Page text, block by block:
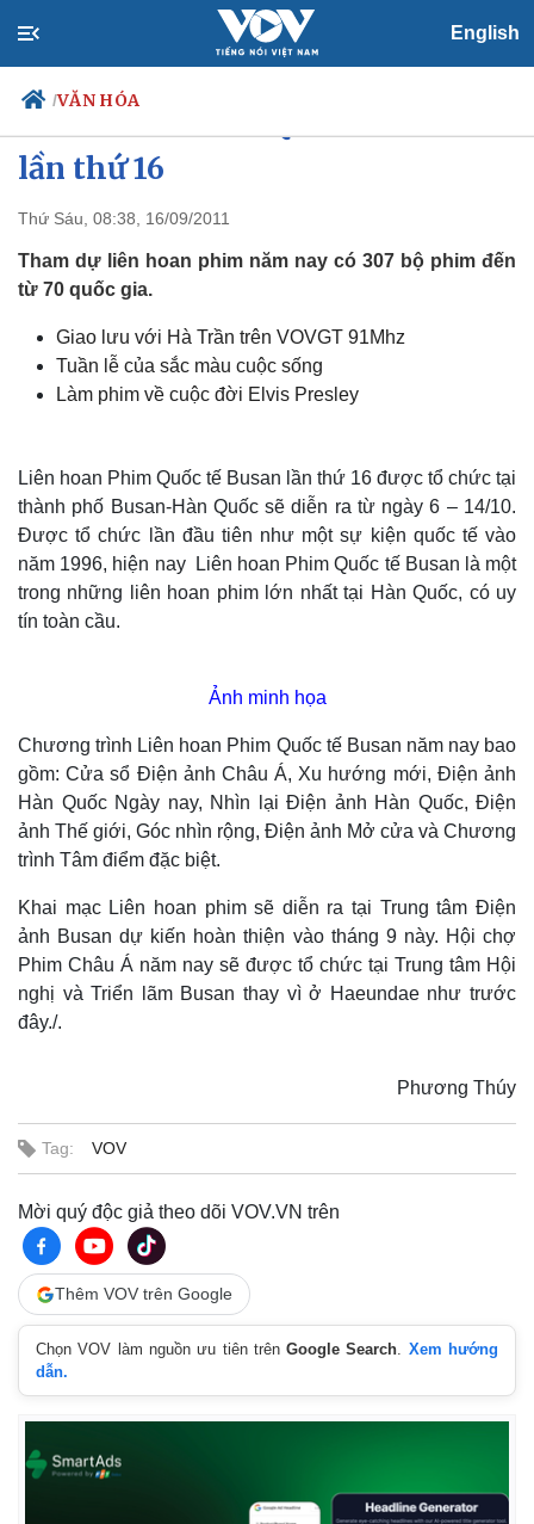
English
/VĂN HÓA
Chính trị
Đảng
Tổ chức nhân sự
Nhận diện sự thật
Tin 24h
Dấu ấn VOV
Việc làm
Biển đảo
Thế giới
Quan sát
Cuộc sống đó đây
Hồ sơ
Multimedia
Ảnh
E-Magazine
lần thứ 16
Thứ Sáu, 08:38, 16/09/2011
Tham dự liên hoan phim năm nay có 307 bộ phim đến
từ 70 quốc gia.
Giao lưu với Hà Trần trên VOVGT 91Mhz
Tuần lễ của sắc màu cuộc sống
Làm phim về cuộc đời Elvis Presley
Liên hoan Phim Quốc tế Busan lần thứ 16 được tổ chức tại
thành phố Busan-Hàn Quốc sẽ diễn ra từ ngày 6 – 14/10.
Được tổ chức lần đầu tiên như một sự kiện quốc tế vào
năm 1996, hiện nay Liên hoan Phim Quốc tế Busan là một
trong những liên hoan phim lớn nhất tại Hàn Quốc, có uy
tín toàn cầu.
Ảnh minh họa
Chương trình Liên hoan Phim Quốc tế Busan năm nay bao
gồm: Cửa sổ Điện ảnh Châu Á, Xu hướng mới, Điện ảnh
Hàn Quốc Ngày nay, Nhìn lại Điện ảnh Hàn Quốc, Điện
ảnh Thế giới, Góc nhìn rộng, Điện ảnh Mở cửa và Chương
trình Tâm điểm đặc biệt.
Khai mạc Liên hoan phim sẽ diễn ra tại Trung tâm Điện
ảnh Busan dự kiến hoàn thiện vào tháng 9 này. Hội chợ
Phim Châu Á năm nay sẽ được tổ chức tại Trung tâm Hội
nghị và Triển lãm Busan thay vì ở Haeundae như trước
đây./.
Phương Thúy
Tag: VOV
Mời quý độc giả theo dõi VOV.VN trên
Thêm VOV trên Google
Chọn VOV làm nguồn ưu tiên trênGoogle Search. Xem hướng
dẫn.